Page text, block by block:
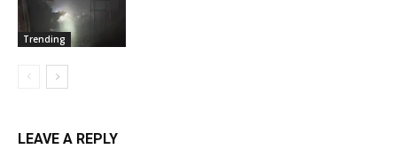
Trending
LEAVE A REPLY